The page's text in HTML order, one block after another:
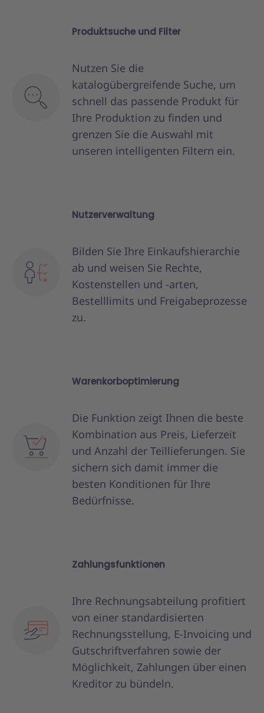
Produktsuche und Filter
Nutzen Sie die
katalogübergreifende Suche, um
schnell das passende Produkt für
Ihre Produktion zu finden und
grenzen Sie die Auswahl mit
unseren intelligenten Filtern ein.
Nutzerverwaltung
Bilden Sie Ihre Einkaufshierarchie
ab und weisen Sie Rechte,
Kostenstellen und -arten,
Bestelllimits und Freigabeprozesse
zu.
Warenkorboptimierung
Die Funktion zeigt Ihnen die beste
Kombination aus Preis, Lieferzeit
und Anzahl der Teillieferungen. Sie
sichern sich damit immer die
besten Konditionen für Ihre
Bedürfnisse.
Zahlungsfunktionen
Ihre Rechnungsabteilung profitiert
von einer standardisierten
Rechnungsstellung, E-Invoicing und
Gutschriftverfahren sowie der
Möglichkeit, Zahlungen über einen
Kreditor zu bündeln.